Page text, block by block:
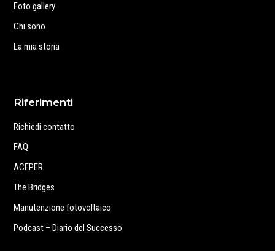
Foto gallery
Chi sono
La mia storia
Riferimenti
Richiedi contatto
FAQ
ACEPER
The Bridges
Manutenzione fotovoltaico
Podcast – Diario del Successo